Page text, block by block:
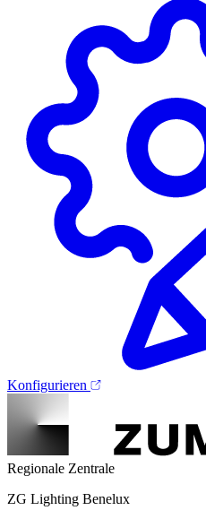
Konfigurieren
Regionale Zentrale
ZG Lighting Benelux